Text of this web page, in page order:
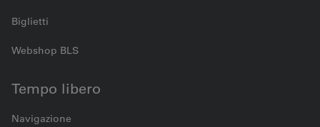
Biglietti
Webshop BLS
Tempo libero
Navigazione